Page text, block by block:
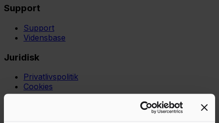
Support
Support
Vidensbase
Juridisk
Privatlivspolitik
Cookies
Tyskland Global
Deutsch Français